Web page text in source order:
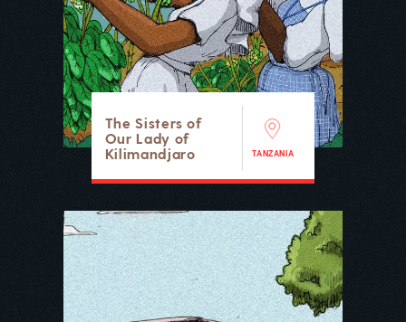
The Sisters of
Our Lady of
Kilimandjaro
TANZANIA